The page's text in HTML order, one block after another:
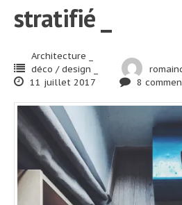
stratifié _
Architecture _
déco / design _
11 juillet 2017
8